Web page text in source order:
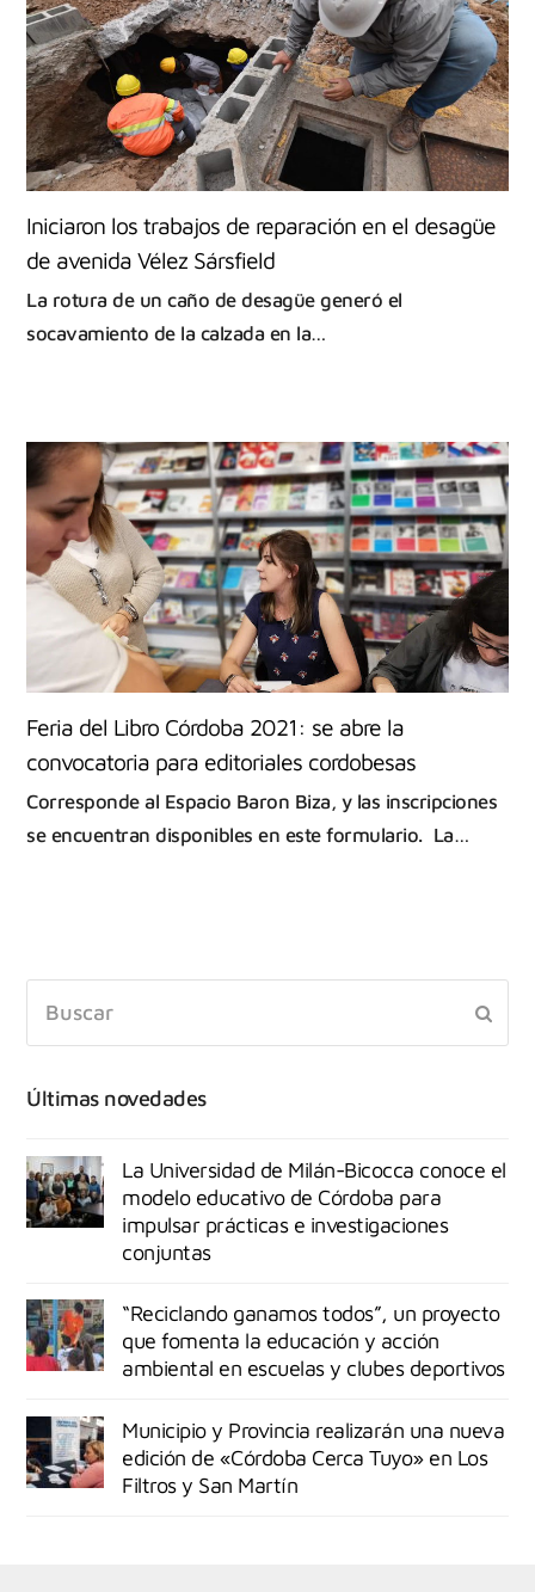
Iniciaron los trabajos de reparación en el desagüe
de avenida Vélez Sársfield
La rotura de un caño de desagüe generó el
socavamiento de la calzada en la…
Feria del Libro Córdoba 2021: se abre la
convocatoria para editoriales cordobesas
Corresponde al Espacio Baron Biza, y las inscripciones
se encuentran disponibles en este formulario. La…
Últimas novedades
La Universidad de Milán-Bicocca conoce el
modelo educativo de Córdoba para
impulsar prácticas e investigaciones
conjuntas
“Reciclando ganamos todos”, un proyecto
que fomenta la educación y acción
ambiental en escuelas y clubes deportivos
Municipio y Provincia realizarán una nueva
edición de «Córdoba Cerca Tuyo» en Los
Filtros y San Martín